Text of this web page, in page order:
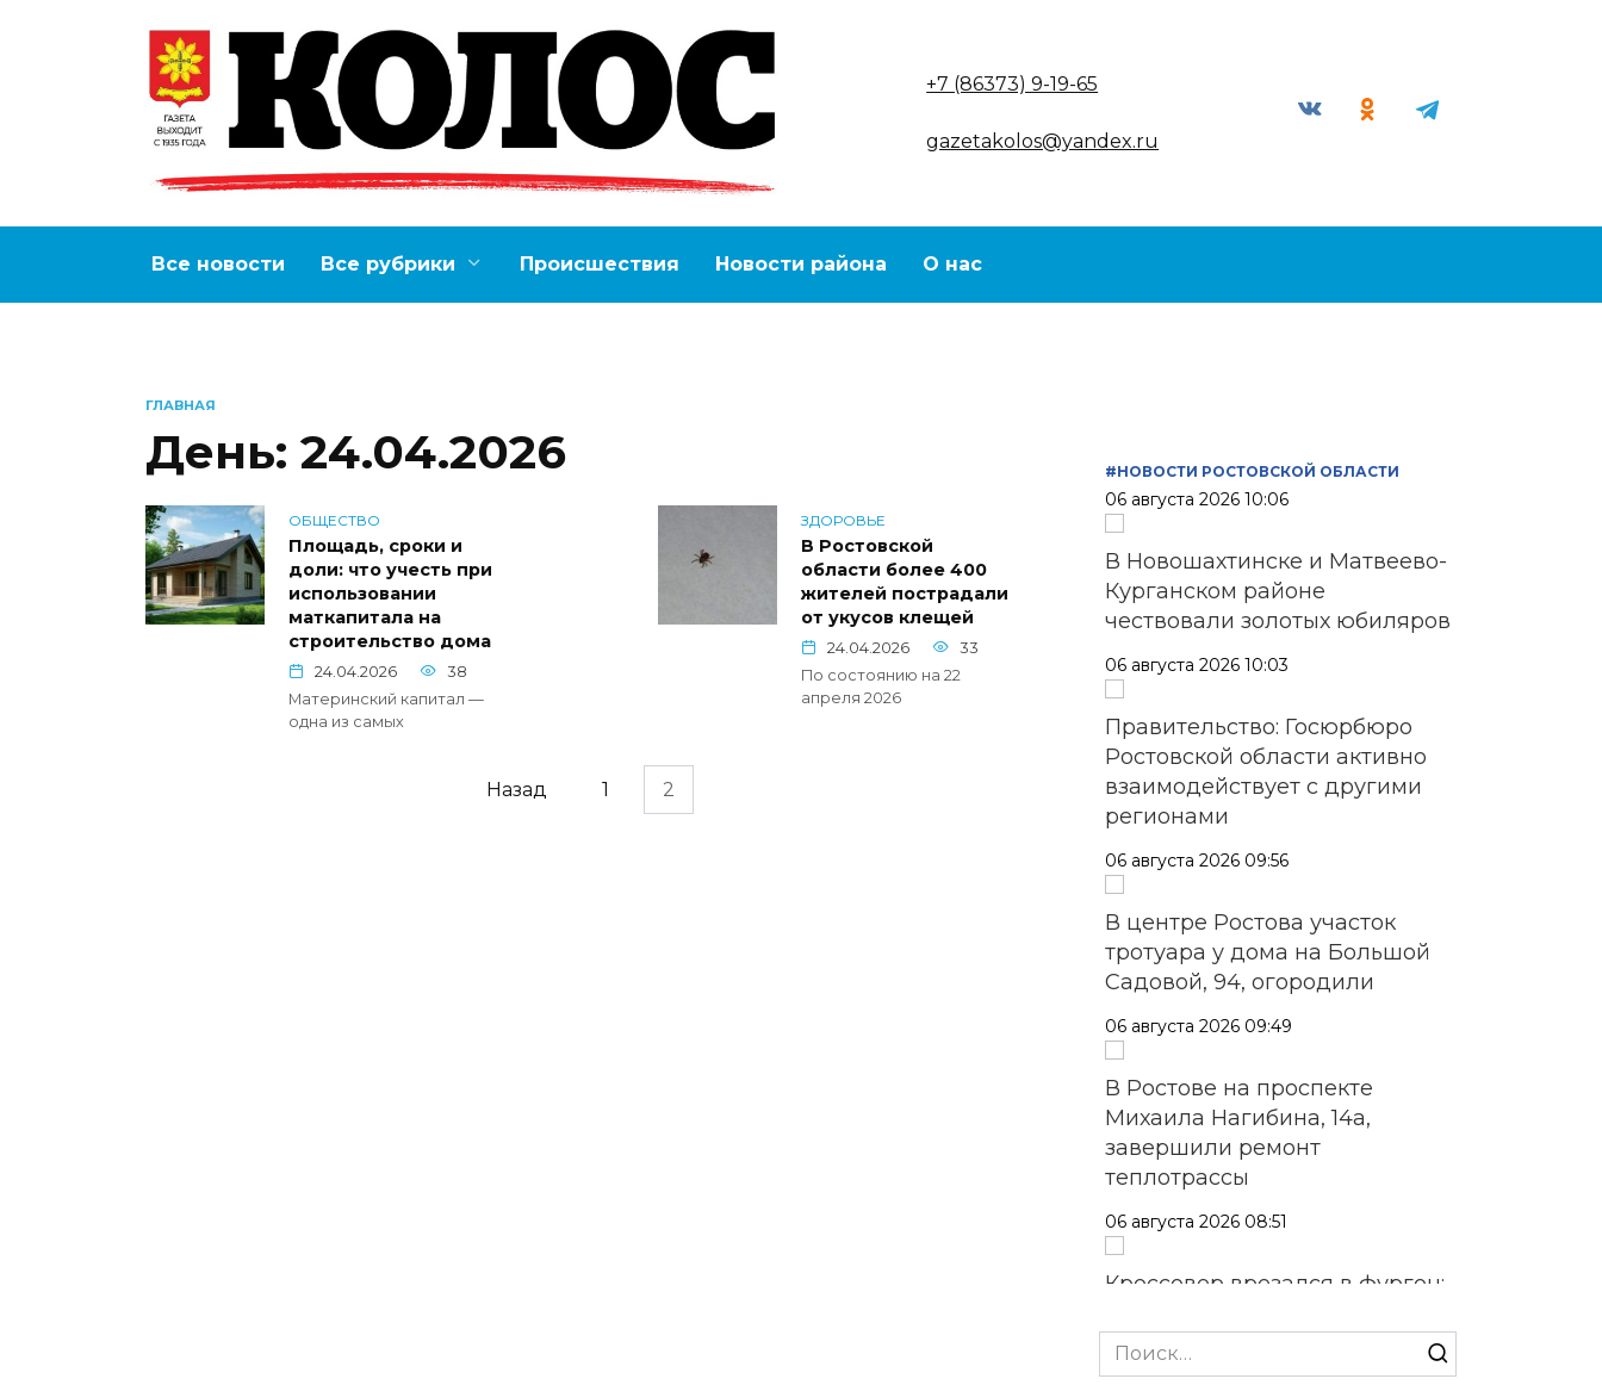
+7 (86373) 9-19-65
gazetakolos@yandex.ru
Все новости Все рубрики Происшествия Новости района О нас
ГЛАВНАЯ
День: 24.04.2026
ОБЩЕСТВО
Площадь, сроки и
доли: что учесть при
использовании
маткапитала на
строительство дома
24.04.2026
38
Материнский капитал —
одна из самых
ЗДОРОВЬЕ
В Ростовской
области более 400
жителей пострадали
от укусов клещей
24.04.2026
33
По состоянию на 22
апреля 2026
Назад 1 2
#НОВОСТИ РОСТОВСКОЙ ОБЛАСТИ
06 августа 2026 10:06
В Новошахтинске и Матвеево-
Курганском районе
чествовали золотых юбиляров
06 августа 2026 10:03
Правительство: Госюрбюро
Ростовской области активно
взаимодействует с другими
регионами
06 августа 2026 09:56
В центре Ростова участок
тротуара у дома на Большой
Садовой, 94, огородили
06 августа 2026 09:49
В Ростове на проспекте
Михаила Нагибина, 14а,
завершили ремонт
теплотрассы
06 августа 2026 08:51
Кроссовер врезался в фургон:
Волгодонске
Search
for: